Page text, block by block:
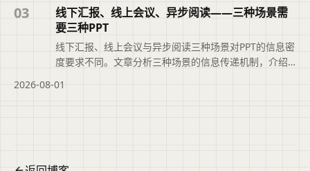
解页面主题、主要内容与适用场景，再进入文章查看完
整信息。
03
线下汇报、线上会议、异步阅读——三种场景需
要三种PPT
线下汇报、线上会议与异步阅读三种场景对PPT的信息密
度要求不同。文章分析三种场景的信息传递机制，介绍
内容密度，并说明基于同一份大纲快速适配不同场景的
2026-08-01